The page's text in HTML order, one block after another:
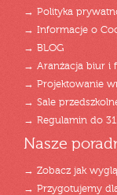
→ Polityka
→ Informacje o
→ BLOG
→ Aranżacja biur i
→ Projektowanie
→ Sale
→ Regulamin do
Nasze
→ Zobacz jak
→ Przygotujemy